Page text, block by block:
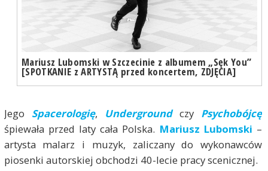
Mariusz Lubomski w Szczecinie z albumem „Sęk You”
[SPOTKANIE z ARTYSTĄ przed koncertem, ZDJĘCIA]
Jego Spacerologię, Undergroundczy Psychobójcę
śpiewała przed laty cała Polska. Mariusz Lubomski –
artysta malarz i muzyk, zaliczany do wykonawców
piosenki autorskiej obchodzi 40-lecie pracy scenicznej.